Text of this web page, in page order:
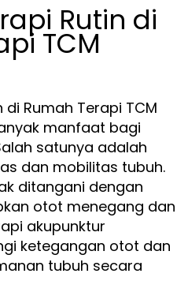
Rutin di
TCM
Rumah Terapi TCM
manfaat bagi
satunya adalah
dan mobilitas tubuh.
ditangani dengan
otot menegang dan
akupunktur
ketegangan otot dan
tubuh secara